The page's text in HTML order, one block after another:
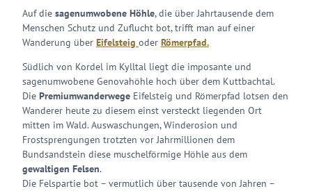
Auf die sagenumwobene Höhle, die über Jahrtausende dem
Menschen Schutz und Zuflucht bot, trifft man auf einer
Wanderung über Eifelsteig oder Römerpfad.
Südlich von Kordel im Kylltal liegt die imposante und
sagenumwobene Genovahöhle hoch über dem Kuttbachtal.
Die Premiumwanderwege Eifelsteig und Römerpfad lotsen den
Wanderer heute zu diesem einst versteckt liegenden Ort
mitten im Wald. Auswaschungen, Winderosion und
Frostsprengungen trotzten vor Jahrmillionen dem
Bundsandstein diese muschelförmige Höhle aus dem
gewaltigen Felsen.
Die Felspartie bot – vermutlich über tausende von Jahren –